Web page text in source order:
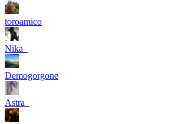
toroamico
Nika_
Demogorgone
Astra_